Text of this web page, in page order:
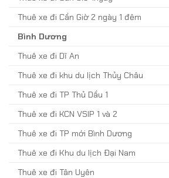
Thuê xe đi Cần Giờ 2 ngày 1 đêm
Bình Dương
Thuê xe đi Dĩ An
Thuê xe đi khu du lịch Thủy Châu
Thuê xe đi TP Thủ Dầu 1
Thuê xe đi KCN VSIP 1 và 2
Thuê xe đi TP mới Bình Dương
Thuê xe đi Khu du lịch Đại Nam
Thuê xe đi Tân Uyên